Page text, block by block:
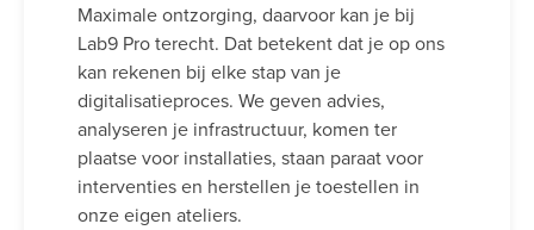
Maximale ontzorging, daarvoor kan je bij
Lab9 Pro terecht. Dat betekent dat je op ons
kan rekenen bij elke stap van je
digitalisatieproces. We geven advies,
analyseren je infrastructuur, komen ter
plaatse voor installaties, staan paraat voor
interventies en herstellen je toestellen in
onze eigen ateliers.